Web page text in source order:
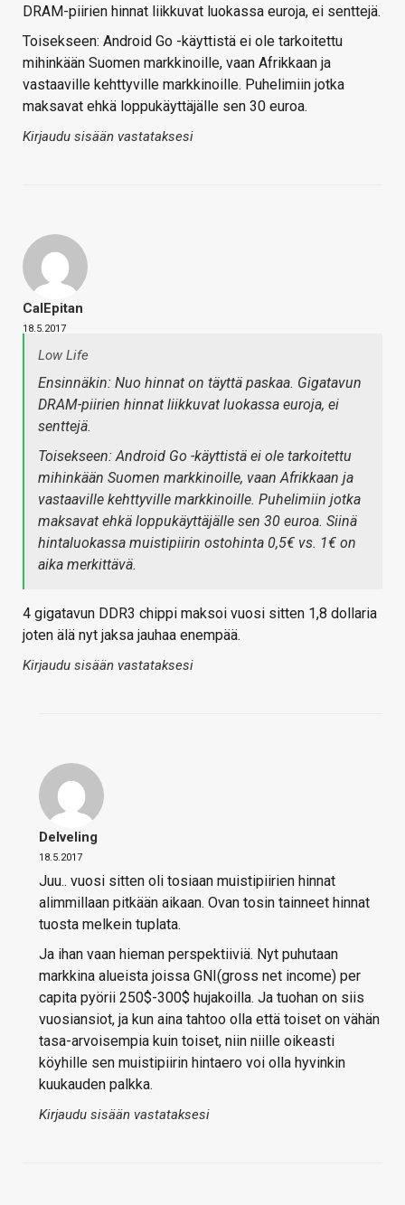
DRAM-piirien hinnat liikkuvat luokassa euroja, ei senttejä.
Toisekseen: Android Go -käyttistä ei ole tarkoitettu
mihinkään Suomen markkinoille, vaan Afrikkaan ja
vastaaville kehttyville markkinoille. Puhelimiin jotka
maksavat ehkä loppukäyttäjälle sen 30 euroa.
Kirjaudu sisään vastataksesi
CalEpitan
18.5.2017
Low Life
Ensinnäkin: Nuo hinnat on täyttä paskaa. Gigatavun
DRAM-piirien hinnat liikkuvat luokassa euroja, ei
senttejä.
Toisekseen: Android Go -käyttistä ei ole tarkoitettu
mihinkään Suomen markkinoille, vaan Afrikkaan ja
vastaaville kehttyville markkinoille. Puhelimiin jotka
maksavat ehkä loppukäyttäjälle sen 30 euroa. Siinä
hintaluokassa muistipiirin ostohinta 0,5€ vs. 1€ on
aika merkittävä.
4 gigatavun DDR3 chippi maksoi vuosi sitten 1,8 dollaria
joten älä nyt jaksa jauhaa enempää.
Kirjaudu sisään vastataksesi
Delveling
18.5.2017
Juu.. vuosi sitten oli tosiaan muistipiirien hinnat
alimmillaan pitkään aikaan. Ovan tosin tainneet hinnat
tuosta melkein tuplata.
Ja ihan vaan hieman perspektiiviä. Nyt puhutaan
markkina alueista joissa GNI(gross net income) per
capita pyörii 250$-300$ hujakoilla. Ja tuohan on siis
vuosiansiot, ja kun aina tahtoo olla että toiset on vähän
tasa-arvoisempia kuin toiset, niin niille oikeasti
köyhille sen muistipiirin hintaero voi olla hyvinkin
kuukauden palkka.
Kirjaudu sisään vastataksesi